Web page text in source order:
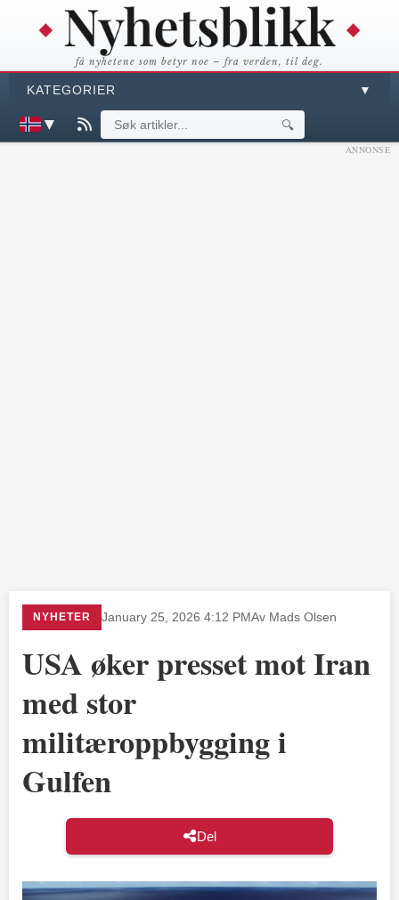
få nyhetene som betyr noe – fra verden, til deg.
KATEGORIER ▼
▼ 🔍
ANNONSE
NYHETER January 25, 2026 4:12 PMAv Mads Olsen
USA øker presset mot Iran
med stor
militæroppbygging i
Gulfen
Del